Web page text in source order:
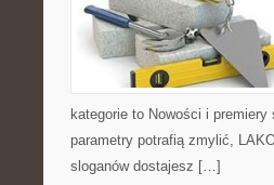
kategorie to Nowości i
parametry potrafią zmylić,
sloganów dostajesz […]